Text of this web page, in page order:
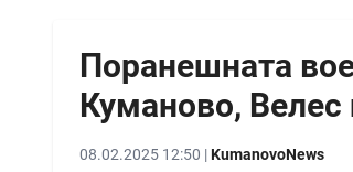
Поранешната
Куманово, Велес
08.02.2025 12:50 |KumanovoNews